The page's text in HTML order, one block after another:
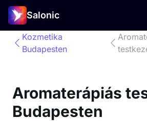
Salonic
Kozmetika
Budapesten
Aromaterápiás
Budapesten